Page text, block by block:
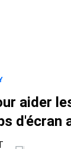
aider
d'écran